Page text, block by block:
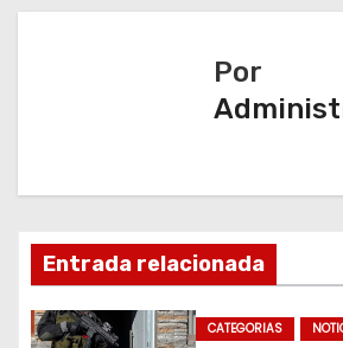
g
n
d
Por
Entrada relacionada
CATEGORIAS